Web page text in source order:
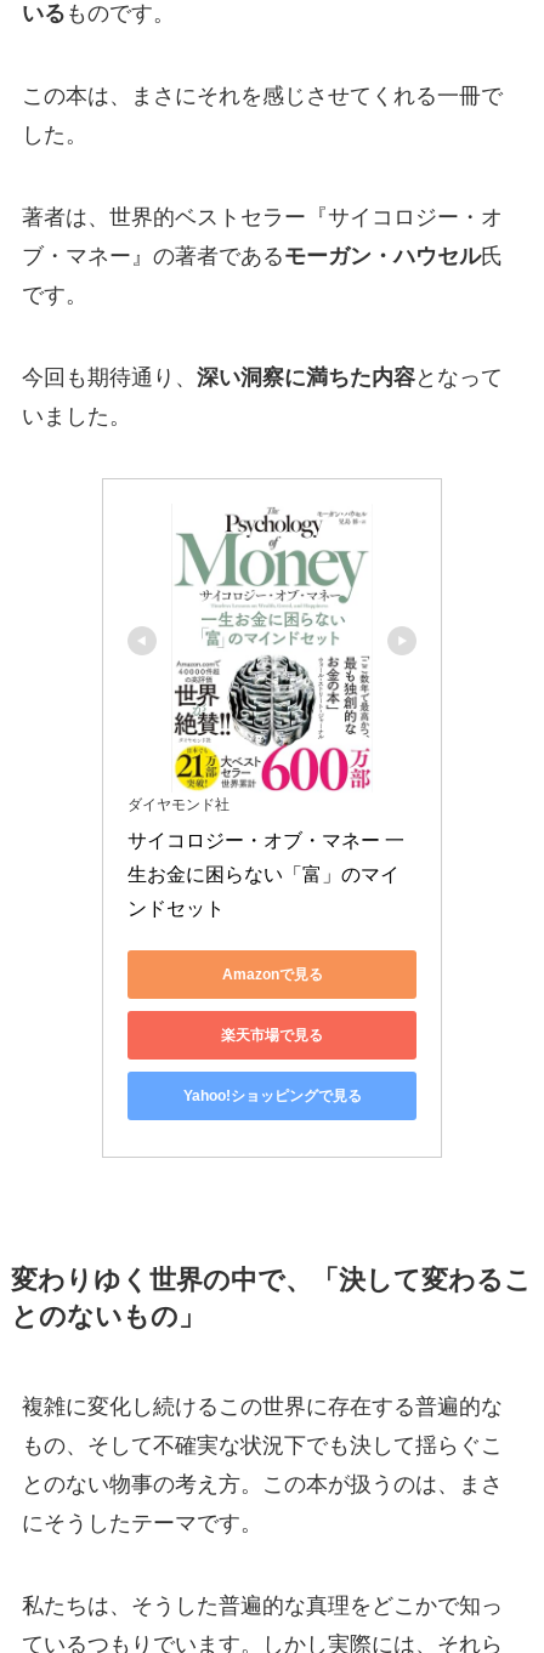
いる ものです。
この本は、まさにそれを感じさせてくれる一冊で
した。
著者は、世界的ベストセラー『サイコロジー・オ
ブ・マネー』の著者であるモーガン・ハウセル氏
です。
今回も期待通り、 深い洞察に満ちた内容となって
いました。
ダイヤモンド社
サイコロジー・オブ・マネー 一
生お金に困らない「富」のマイ
ンドセット
Amazonで見る
楽天市場で見る
Yahoo!ショッピングで見る
変わりゆく世界の中で、「決して変わるこ
とのないもの」
複雑に変化し続けるこの世界に存在する普遍的な
もの、そして不確実な状況下でも決して揺らぐこ
とのない物事の考え方。この本が扱うのは、まさ
にそうしたテーマです。
私たちは、そうした普遍的な真理をどこかで知っ
ているつもりでいます。しかし実際には、それら